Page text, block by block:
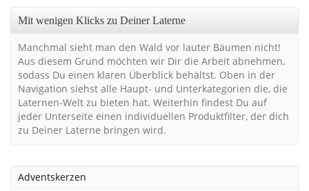
Mit wenigen Klicks zu Deiner Laterne
Manchmal sieht man den Wald vor lauter Bäumen nicht!
Aus diesem Grund möchten wir Dir die Arbeit abnehmen,
sodass Du einen klaren Überblick behältst. Oben in der
Navigation siehst alle Haupt- und Unterkategorien die, die
Laternen-Welt zu bieten hat. Weiterhin findest Du auf
jeder Unterseite einen individuellen Produktfilter, der dich
zu Deiner Laterne bringen wird.
Adventskerzen